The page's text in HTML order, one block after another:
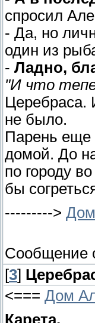
спросил
- Да, но
один из
- Ладно,
"И что
Церебраса.
не было.
Парень еще
домой. До
по городу
бы
--------->
Сообщение
[3]
<=== Дом
Карета.